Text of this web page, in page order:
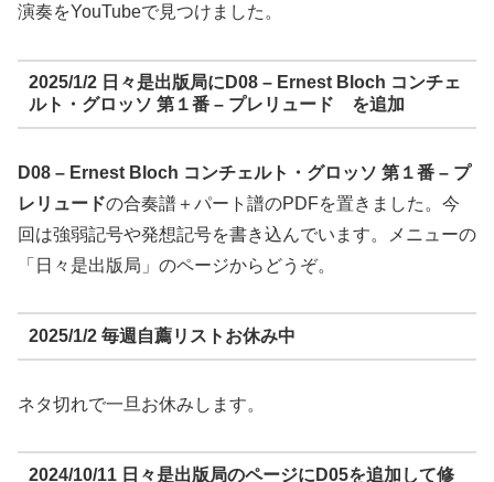
演奏をYouTubeで見つけました。
2025/1/2 日々是出版局にD08 – Ernest Bloch コンチェ
ルト・グロッソ 第１番 – プレリュード を追加
D08 – Ernest Bloch コンチェルト・グロッソ 第１番 – プ
レリュードの合奏譜＋パート譜のPDFを置きました。今
回は強弱記号や発想記号を書き込んでいます。メニューの
「日々是出版局」のページからどうぞ。
2025/1/2 毎週自薦リストお休み中
ネタ切れで一旦お休みします。
2024/10/11 日々是出版局のページにD05を追加して修